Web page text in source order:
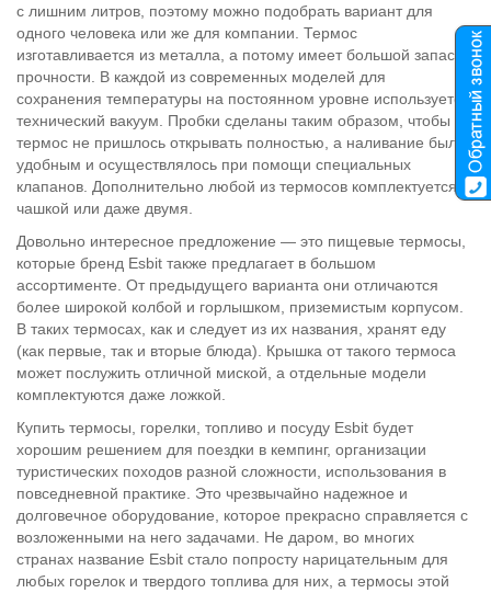
с лишним литров, поэтому можно подобрать вариант для
одного человека или же для компании. Термос
изготавливается из металла, а потому имеет большой запас
прочности. В каждой из современных моделей для
сохранения температуры на постоянном уровне используется
технический вакуум. Пробки сделаны таким образом, чтобы
термос не пришлось открывать полностью, а наливание было
удобным и осуществлялось при помощи специальных
клапанов. Дополнительно любой из термосов комплектуется
чашкой или даже двумя.
Довольно интересное предложение — это пищевые термосы,
которые бренд Esbit также предлагает в большом
ассортименте. От предыдущего варианта они отличаются
более широкой колбой и горлышком, приземистым корпусом.
В таких термосах, как и следует из их названия, хранят еду
(как первые, так и вторые блюда). Крышка от такого термоса
может послужить отличной миской, а отдельные модели
комплектуются даже ложкой.
Купить термосы, горелки, топливо и посуду Esbit будет
хорошим решением для поездки в кемпинг, организации
туристических походов разной сложности, использования в
повседневной практике. Это чрезвычайно надежное и
долговечное оборудование, которое прекрасно справляется с
возложенными на него задачами. Не даром, во многих
странах название Esbit стало попросту нарицательным для
любых горелок и твердого топлива для них, а термосы этой